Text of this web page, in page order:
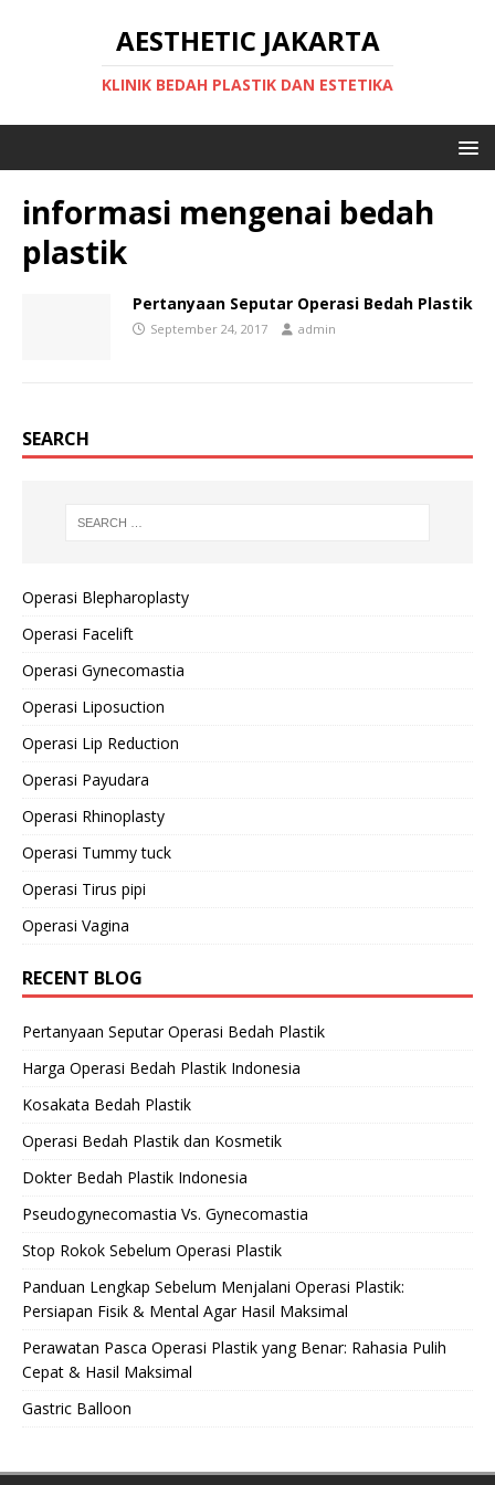
AESTHETIC JAKARTA
KLINIK BEDAH PLASTIK DAN ESTETIKA
informasi mengenai bedah
plastik
Pertanyaan Seputar Operasi Bedah Plastik
September 24, 2017 admin
SEARCH
Operasi Blepharoplasty
Operasi Facelift
Operasi Gynecomastia
Operasi Liposuction
Operasi Lip Reduction
Operasi Payudara
Operasi Rhinoplasty
Operasi Tummy tuck
Operasi Tirus pipi
Operasi Vagina
RECENT BLOG
Pertanyaan Seputar Operasi Bedah Plastik
Harga Operasi Bedah Plastik Indonesia
Kosakata Bedah Plastik
Operasi Bedah Plastik dan Kosmetik
Dokter Bedah Plastik Indonesia
Pseudogynecomastia Vs. Gynecomastia
Stop Rokok Sebelum Operasi Plastik
Panduan Lengkap Sebelum Menjalani Operasi Plastik:
Persiapan Fisik & Mental Agar Hasil Maksimal
Perawatan Pasca Operasi Plastik yang Benar: Rahasia Pulih
Cepat & Hasil Maksimal
Gastric Balloon